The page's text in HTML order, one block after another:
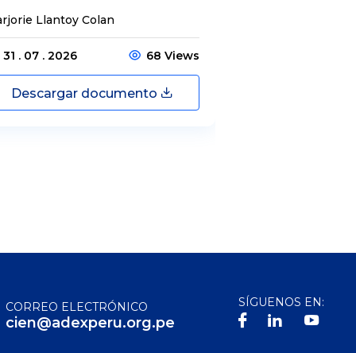
Llantoy Colan
31 . 07 . 2026 68 Views
Descargar documento
CORREO ELECTRÓNICO
cien@adexperu.org.pe
SÍGUENOS EN: